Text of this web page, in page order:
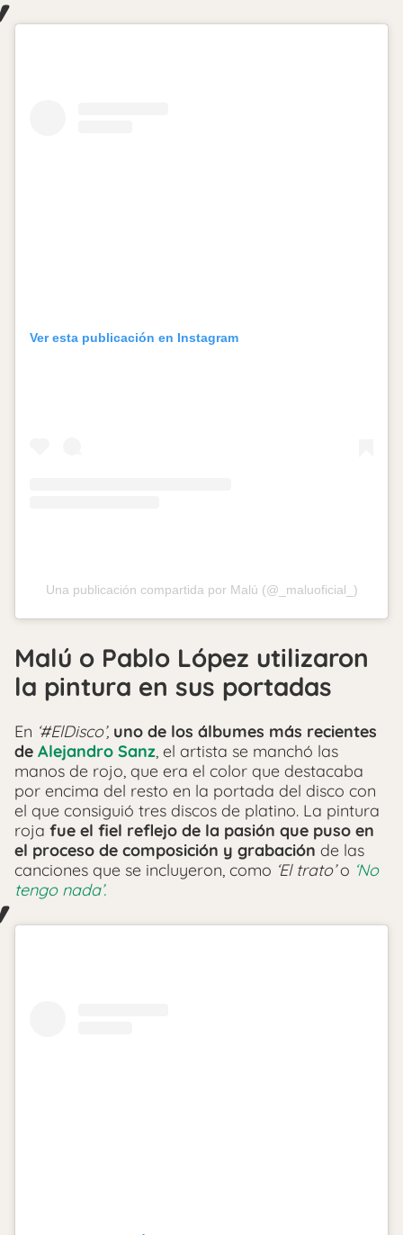
Ver esta publicación en Instagram
Una publicación compartida por Malú (@_maluoficial_)
Malú o Pablo López utilizaron
la pintura en sus portadas
En ‘#ElDisco’, uno de los álbumes más recientes
de Alejandro Sanz, el artista se manchó las
manos de rojo, que era el color que destacaba
por encima del resto en la portada del disco con
el que consiguió tres discos de platino. La pintura
roja fue el fiel reflejo de la pasión que puso en
el proceso de composición y grabación de las
canciones que se incluyeron, como ‘El trato’o ‘No
tengo nada’.